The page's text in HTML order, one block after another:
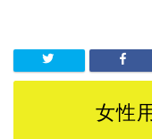
女性